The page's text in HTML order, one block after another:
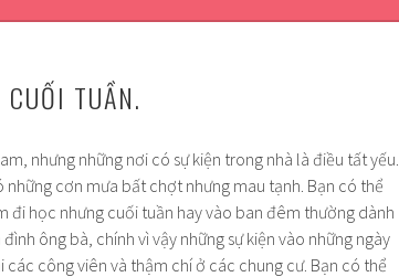
TUẦN.
nhưng những nơi có sự kiện trong nhà là điều tất yếu.
cơn mưa bất chợt nhưng mau tạnh. Bạn có thể
đi học nhưng cuối tuần hay vào ban đêm thường dành
ông bà, chính vì vậy những sự kiện vào những ngày
công viên và thậm chí ở các chung cư. Bạn có thể